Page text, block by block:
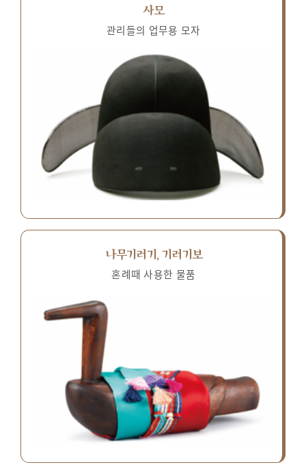
사모
관리들의 업무용 모자
나무기러기, 기러기보
혼례때 사용한 물품